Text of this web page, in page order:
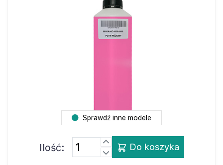
Sprawdź inne modele
Ilość: Do koszyka